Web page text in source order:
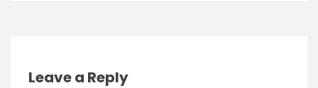
Leave a Reply